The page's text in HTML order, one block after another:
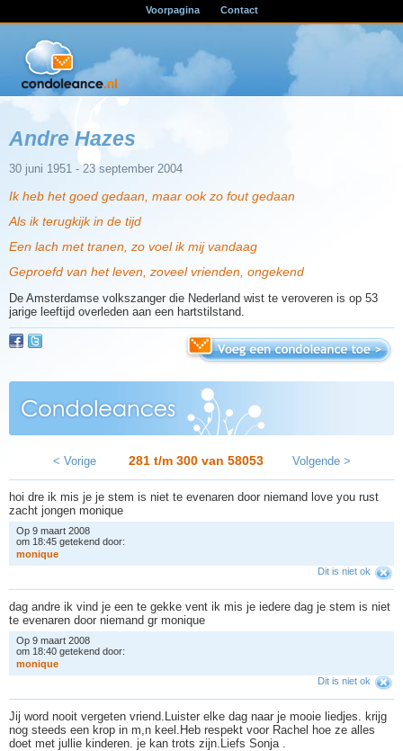
Voorpagina Contact
Andre Hazes
30 juni 1951 - 23 september 2004
Ik heb het goed gedaan, maar ook zo fout gedaan
Als ik terugkijk in de tijd
Een lach met tranen, zo voel ik mij vandaag
Geproefd van het leven, zoveel vrienden, ongekend
De Amsterdamse volkszanger die Nederland wist te veroveren is op 53
jarige leeftijd overleden aan een hartstilstand.
< Vorige 281 t/m 300 van 58053 Volgende >
hoi dre ik mis je je stem is niet te evenaren door niemand love you rust
zacht jongen monique
Op 9 maart 2008
om 18:45 getekend door:
monique
Dit is niet ok
dag andre ik vind je een te gekke vent ik mis je iedere dag je stem is niet
te evenaren door niemand gr monique
Op 9 maart 2008
om 18:40 getekend door:
monique
Dit is niet ok
Jij word nooit vergeten vriend.Luister elke dag naar je mooie liedjes. krijg
nog steeds een krop in m,n keel.Heb respekt voor Rachel hoe ze alles
doet met jullie kinderen. je kan trots zijn.Liefs Sonja .